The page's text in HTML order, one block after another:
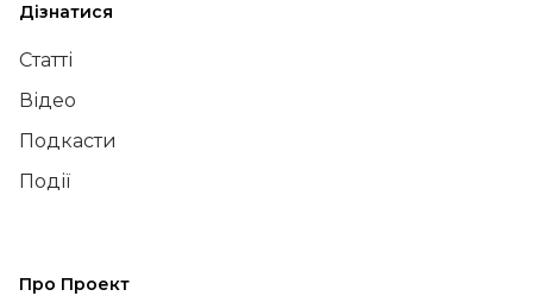
Дізнатися
Статті
Відео
Подкасти
Події
Про Проект